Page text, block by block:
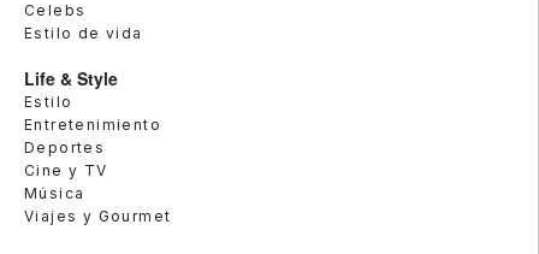
Celebs
Estilo de vida
Life & Style
Estilo
Entretenimiento
Deportes
Cine y TV
Música
Viajes y Gourmet